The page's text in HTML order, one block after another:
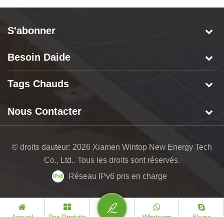
S'abonner
Besoin Daide
Tags Chauds
Nous Contacter
© droits dauteur: 2026 Xiamen Wintop New Energy Tech
Co., Ltd.. Tous les droits sont réservés.
Réseau IPv6 pris en charge